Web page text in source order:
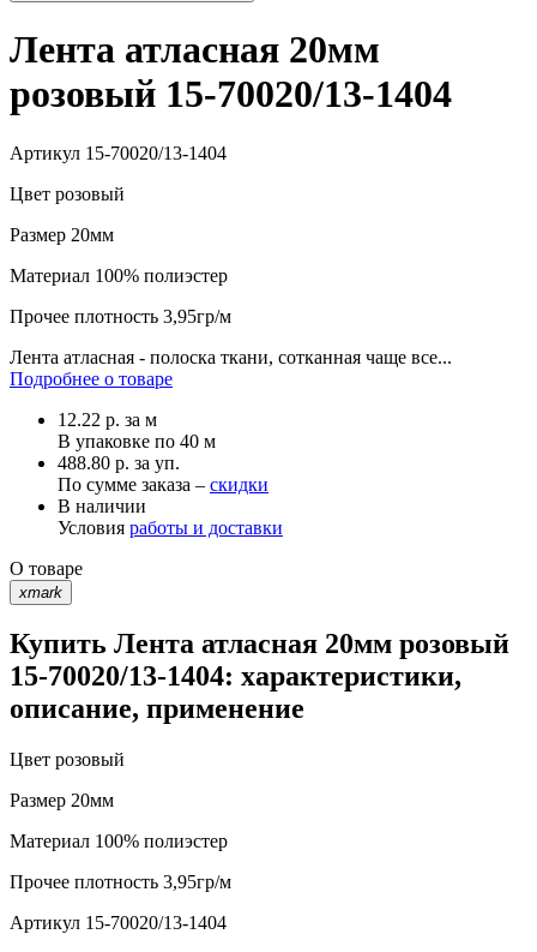
Лента атласная 20мм
розовый 15-70020/13-1404
Артикул 15-70020/13-1404
Цвет розовый
Размер 20мм
Материал 100% полиэстер
Прочее плотность 3,95гр/м
Лента атласная - полоска ткани, сотканная чаще все...
Подробнее о товаре
12.22 р. за м
В упаковке по 40 м
488.80 р. за уп.
По сумме заказа – скидки
В наличии
Условия работы и доставки
О товаре
xmark
Купить Лента атласная 20мм розовый
15-70020/13-1404: характеристики,
описание, применение
Цвет розовый
Размер 20мм
Материал 100% полиэстер
Прочее плотность 3,95гр/м
Артикул 15-70020/13-1404